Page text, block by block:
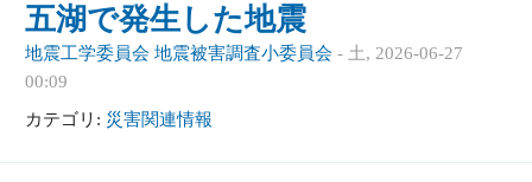
五湖で発生した地震
地震工学委員会 地震被害調査小委員会 - 土, 2026-06-27
00:09
カテゴリ: 災害関連情報